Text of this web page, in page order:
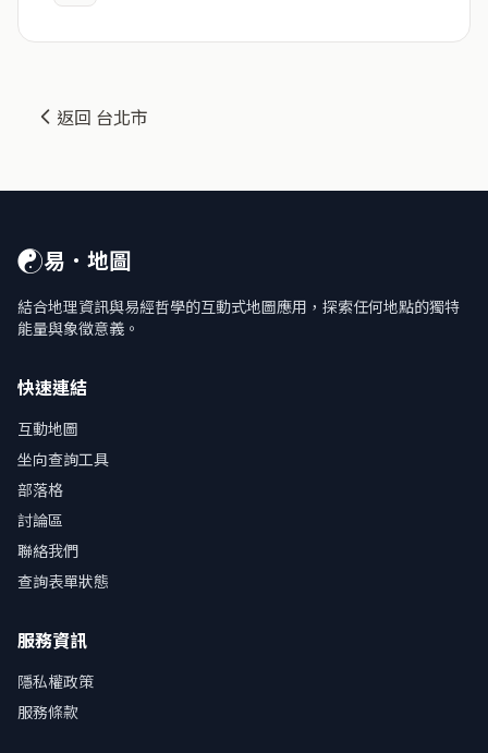
返回 台北市
☯易．地圖
結合地理資訊與易經哲學的互動式地圖應用，探索任何地點的獨特
能量與象徵意義。
快速連結
互動地圖
坐向查詢工具
部落格
討論區
聯絡我們
查詢表單狀態
服務資訊
隱私權政策
服務條款